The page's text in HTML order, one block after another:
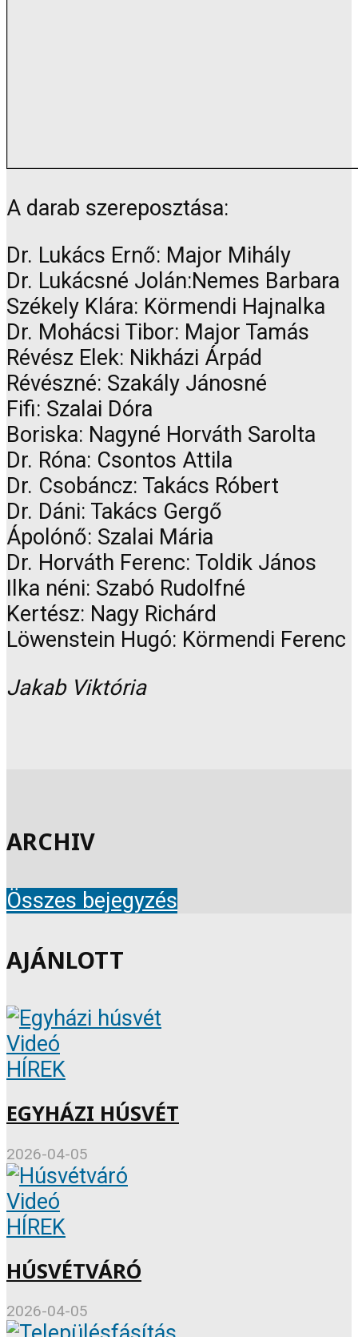
A darab szereposztása:
Dr. Lukács Ernő: Major Mihály
Dr. Lukácsné Jolán:Nemes Barbara
Székely Klára: Körmendi Hajnalka
Dr. Mohácsi Tibor: Major Tamás
Révész Elek: Nikházi Árpád
Révészné: Szakály Jánosné
Fifi: Szalai Dóra
Boriska: Nagyné Horváth Sarolta
Dr. Róna: Csontos Attila
Dr. Csobáncz: Takács Róbert
Dr. Dáni: Takács Gergő
Ápolónő: Szalai Mária
Dr. Horváth Ferenc: Toldik János
Ilka néni: Szabó Rudolfné
Kertész: Nagy Richárd
Löwenstein Hugó: Körmendi Ferenc
Jakab Viktória
ARCHIV
Összes bejegyzés
AJÁNLOTT
Videó
HÍREK
EGYHÁZI HÚSVÉT
2026-04-05
Videó
HÍREK
HÚSVÉTVÁRÓ
2026-04-05